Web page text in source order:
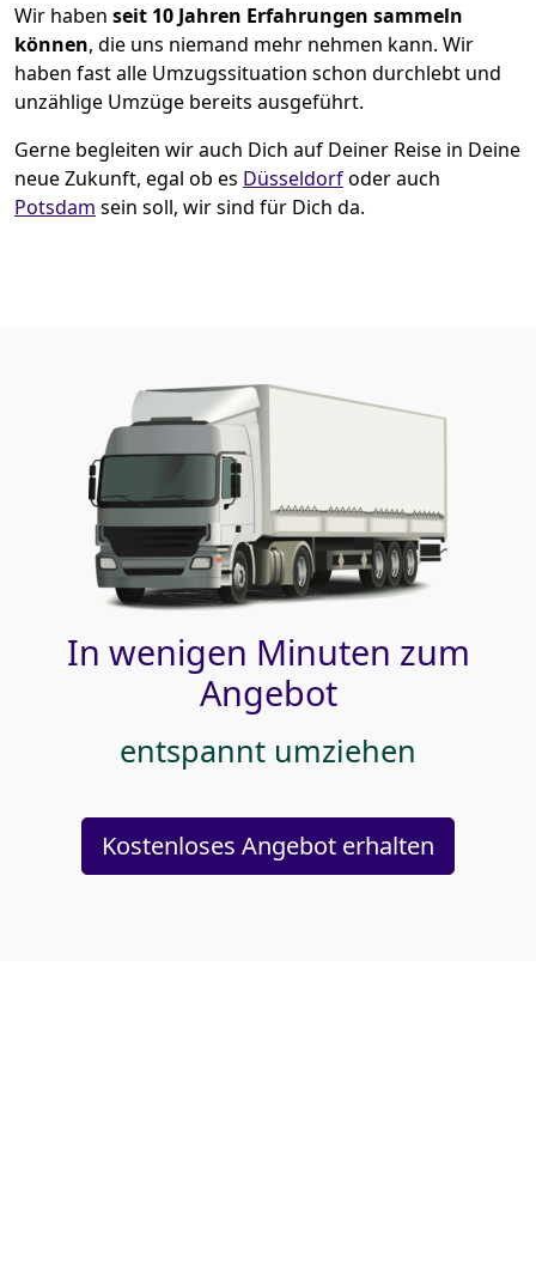
Wir haben seit 10 Jahren Erfahrungen sammeln
können, die uns niemand mehr nehmen kann. Wir
haben fast alle Umzugssituation schon durchlebt und
unzählige Umzüge bereits ausgeführt.
Gerne begleiten wir auch Dich auf Deiner Reise in Deine
neue Zukunft, egal ob es Düsseldorfoder auch
Potsdam sein soll, wir sind für Dich da.
In wenigen Minuten zum
Angebot
entspannt umziehen
Kostenloses Angebot erhalten